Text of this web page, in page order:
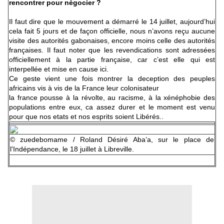
rencontrer pour négocier ?
Il faut dire que le mouvement a démarré le 14 juillet, aujourd’hui
cela fait 5 jours et de façon officielle, nous n’avons reçu aucune
visite des autorités gabonaises, encore moins celle des autorités
françaises. Il faut noter que les revendications sont adressées
officiellement à la partie française, car c’est elle qui est
interpellée et mise en cause ici.
Ce geste vient une fois montrer la deception des peuples
africains vis à vis de la France leur colonisateur
la france pousse à la révolte, au racisme, à la xénéphobie des
populations entre eux, ca assez durer et le moment est venu
pour que nos etats et nos esprits soient Libérés..
© zuedebomame / Roland Désiré Aba’a, sur le place de
l'Indépendance, le 18 juillet à Libreville.